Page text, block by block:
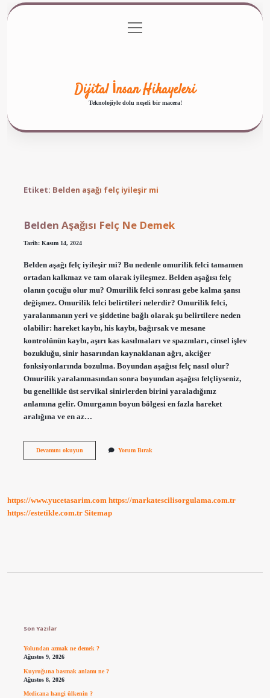
Gizlilik Politikası
menüyü
aç
Dijital İnsan Hikayeleri
Teknolojiyle dolu neşeli bir macera!
Etiket: Belden aşağı felç iyileşir mi
Belden Aşağısı Felç Ne Demek
Tarih: Kasım 14, 2024
Belden aşağı felç iyileşir mi? Bu nedenle omurilik felci tamamen
ortadan kalkmaz ve tam olarak iyileşmez. Belden aşağısı felç
olanın çocuğu olur mu? Omurilik felci sonrası gebe kalma şansı
değişmez. Omurilik felci belirtileri nelerdir? Omurilik felci,
yaralanmanın yeri ve şiddetine bağlı olarak şu belirtilere neden
olabilir: hareket kaybı, his kaybı, bağırsak ve mesane
kontrolünün kaybı, aşırı kas kasılmaları ve spazmları, cinsel işlev
bozukluğu, sinir hasarından kaynaklanan ağrı, akciğer
fonksiyonlarında bozulma. Boyundan aşağısı felç nasıl olur?
Omurilik yaralanmasından sonra boyundan aşağısı felçliyseniz,
bu genellikle üst servikal sinirlerden birini yaraladığınız
anlamına gelir. Omurganın boyun bölgesi en fazla hareket
aralığına ve en az…
Devamını okuyunBelden
Yorum Bırak
https://www.yucetasarim.com https://markatescilisorgulama.com.tr
https://estetikle.com.tr Sitemap
Son Yazılar
Yolundan azmak ne demek ?
Ağustos 9, 2026
Kuyruğuna basmak anlamı ne ?
Ağustos 8, 2026
Medicana hangi ülkenin ?